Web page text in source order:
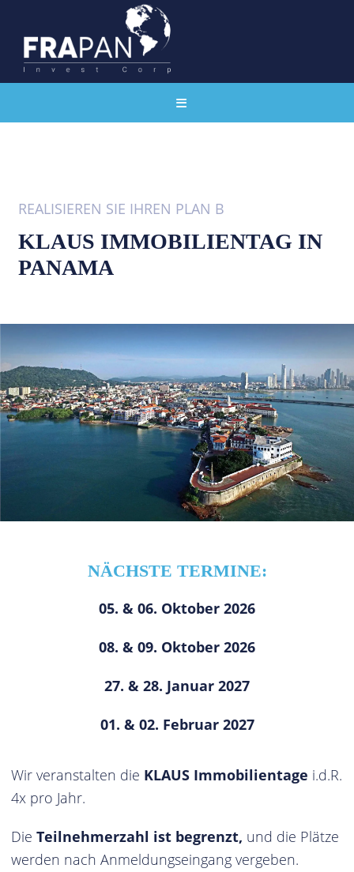
REALISIEREN SIE IHREN PLAN B
KLAUS IMMOBILIENTAG IN
PANAMA
NÄCHSTE TERMINE:
05. & 06. Oktober 2026
08. & 09. Oktober 2026
27. & 28. Januar 2027
01. & 02. Februar 2027
Wir veranstalten die KLAUS Immobilientage i.d.R.
4x pro Jahr.
Die Teilnehmerzahl ist begrenzt, und die Plätze
werden nach Anmeldungseingang vergeben.